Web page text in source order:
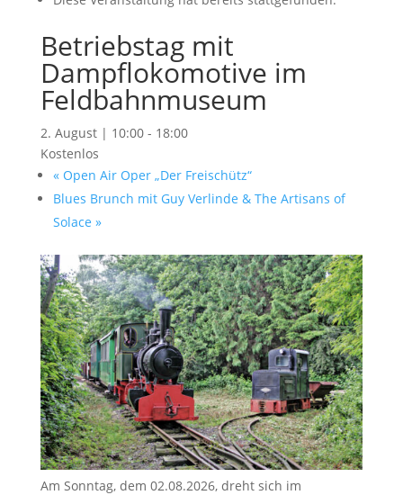
Betriebstag mit
Dampflokomotive im
Feldbahnmuseum
2. August | 10:00- 18:00
Kostenlos
«Open Air Oper „Der Freischütz“
Blues Brunch mit Guy Verlinde & The Artisans of
Solace »
Am Sonntag, dem 02.08.2026, dreht sich im